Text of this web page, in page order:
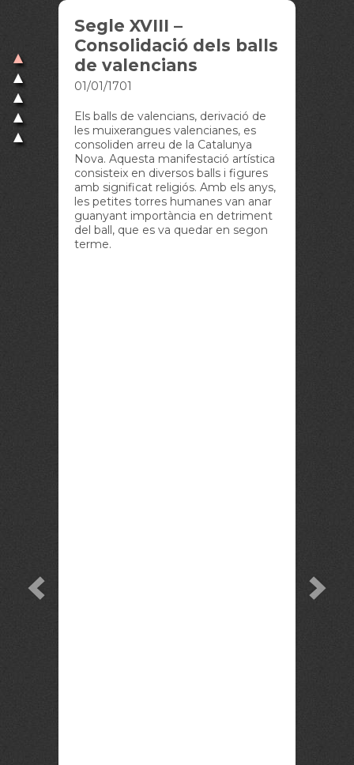
Segle XVIII –
Consolidació dels balls
de valencians
01/01/1701
Els balls de valencians, derivació de
les muixerangues valencianes, es
consoliden arreu de la Catalunya
Nova. Aquesta manifestació artística
consisteix en diversos balls i figures
amb significat religiós. Amb els anys,
les petites torres humanes van anar
guanyant importància en detriment
del ball, que es va quedar en segon
terme.